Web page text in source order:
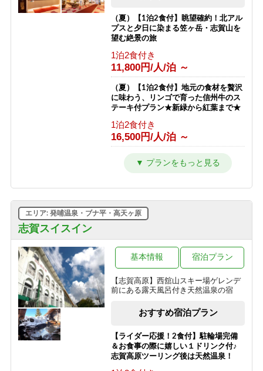
13,811円/人/泊 ～
【東館】【夕朝食付】連泊プラン / 焼
フト券無料♪
1泊2食付き
23,511円/人/泊 ～
【南館】【室料】バリューレート / 焼
フト券無料♪
素泊まり
7,763円/人/泊 ～
焼額山スキー場が目の前！小学生まで
朝食のみ
【南館】【夕朝食付】バリューレート/
焼額山スキー場が目の前！小学生まで
リフト券無料♪
1泊2食付き
17,763円/人/泊 ～
【南館】【室料】連泊プラン / 焼額山
券無料♪
素泊まり
（夏）【1泊2食付】眺望確約！北アル
プスと夕日に染まる笠ヶ岳・志賀山を
望む絶景の旅
1泊2食付き
11,800円/人/泊 ～
（夏）【1泊2食付】地元の食材を贅沢
に味わう、リンゴで育った信州牛のス
テーキ付プラン★新緑から紅葉まで★
1泊2食付き
16,500円/人/泊 ～
（夏）【1泊2食付】スタンダードプラ
ン 満点の星空とトレッキングと温泉
10,800円/人/泊 ～
由気ままプラン
夕食のみ
10,500円/人/泊 ～
（夏）【素泊まり】星空の下でリフレ
ッシュ！青葉が美しい高原で過ごす気
ままな休日
素泊まり
9,000円/人/泊 ～
志賀スイスイン
エリア: 発哺温泉・ブナ平・高天ヶ原
【志賀高原】西舘山スキー場ゲレンデ
前にある露天風呂付き天然温泉の宿
基本情報 宿泊プラン
おすすめ宿泊プラン
【ライダー応援！2食付】駐輪場完備
＆お食事の際に嬉しい１ドリンク付♪
志賀高原ツーリング後は天然温泉！